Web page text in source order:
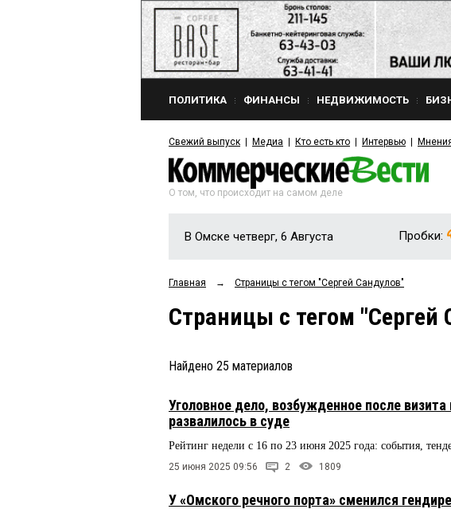
ПОЛИТИКА ФИНАНСЫ НЕДВИЖИМОСТЬ
Свежий выпуск Медиа Кто есть кто Интервью
О том, что происходит на самом деле
В Омске четверг, 6 Августа Пробки:
Главная → Страницы c тегом "Сергей Сандулов"
Страницы c тегом "Сергей
Найдено 25 материалов
Уголовное дело, возбужденное после
развалилось в суде
Рейтинг недели с 16 по 23 июня 2025 года: события,
25 июня 2025 09:56 2 1809
У «Омского речного порта» сменился